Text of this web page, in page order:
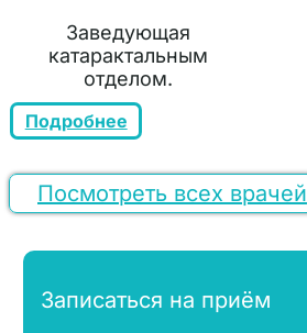
Заведующая
катарактальным
отделом.
Подробнее
Посмотреть всех врачей
Записаться на приём